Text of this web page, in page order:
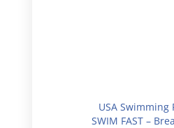
USA Swimming
SWIM FAST –